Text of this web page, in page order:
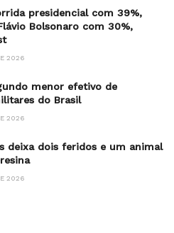
presidencial com 39%,
Bolsonaro com 30%,
2026
menor efetivo de
do Brasil
2026
deixa dois feridos e um animal
2026